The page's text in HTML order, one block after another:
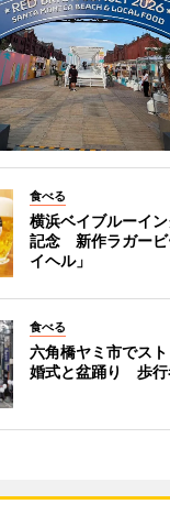
食べる
横浜ベイブルーイ
記念 新作ラガービ
イヘル」
食べる
六角橋ヤミ市でス
婚式と盆踊り 歩行